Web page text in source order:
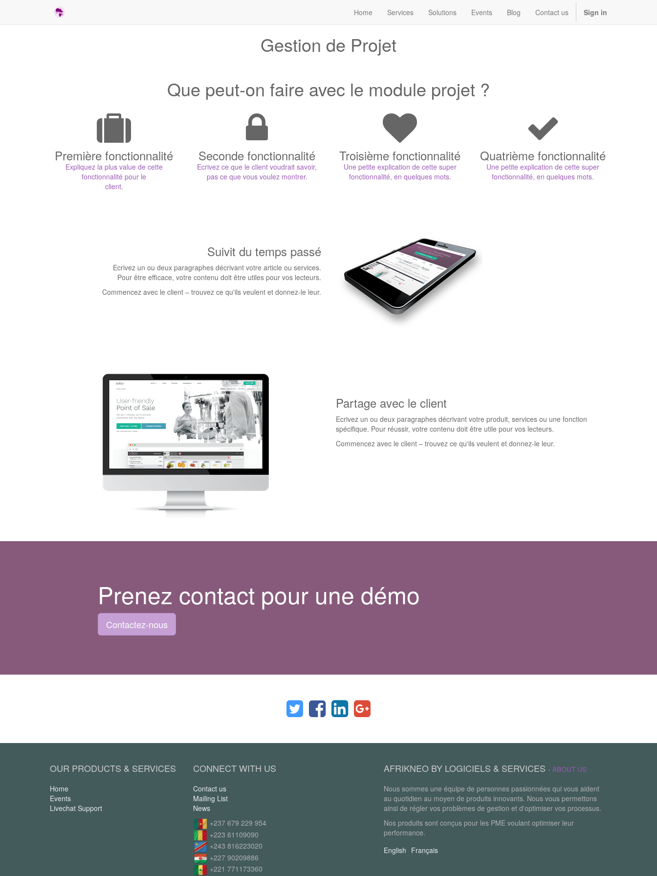
Home Services Solutions Events Blog Contact us Sign in
Gestion de Projet
Que peut-on faire avec le module projet ?
Première fonctionnalité
Expliquez la plus value de cette
fonctionnalité pour le
client.
Seconde fonctionnalité
Ecrivez ce que le client voudrait savoir,
pas ce que vous voulez montrer.
Troisième fonctionnalité
Une petite explication de cette super
fonctionnalité, en quelques mots.
Quatrième fonctionnalité
Une petite explication de cette super
fonctionnalité, en quelques mots.
Suivit du temps passé
Ecrivez un ou deux paragraphes décrivant votre article ou services.
Pour être efficace, votre contenu doit être utiles pour vos lecteurs.
Commencez avec le client – trouvez ce qu'ils veulent et donnez-le leur.
Partage avec le client
Ecrivez un ou deux paragraphes décrivant votre produit, services ou une fonction
spécifique. Pour réussir, votre contenu doit être utile pour vos lecteurs.
Commencez avec le client – trouvez ce qu'ils veulent et donnez-le leur.
Prenez contact pour une démo
Contactez-nous
OUR PRODUCTS & SERVICES
Home
Events
Livechat Support
CONNECT WITH US
Contact us
Mailing List
News
+237 679 229 954
+223 61109090
+243 816223020
+227 90209886
+221 771173360
AFRIKNEO BY LOGICIELS & SERVICES - ABOUT US
Nous sommes une équipe de personnes passionnées qui vous aident
au quotidien au moyen de produits innovants. Nous vous permettons
ainsi de régler vos problèmes de gestion et d'optimiser vos processus.
Nos produits sont conçus pour les PME voulant optimiser leur
performance.
English Français